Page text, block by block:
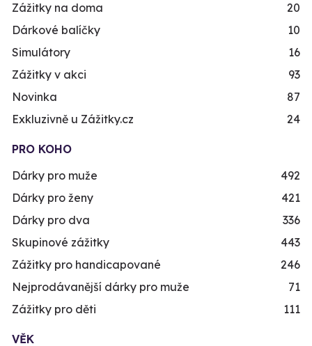
Zážitky na doma
20
Dárkové balíčky
10
Simulátory
16
Zážitky v akci
93
Novinka
87
Exkluzivně u Zážitky.cz
24
PRO KOHO
Dárky pro muže
492
Dárky pro ženy
421
Dárky pro dva
336
Skupinové zážitky
443
Zážitky pro handicapované
246
Nejprodávanější dárky pro muže
71
Zážitky pro děti
111
VĚK